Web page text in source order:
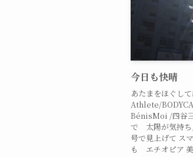
今日も快晴
あたまをほぐし
Athlete/
BénisMoi /四谷
で 太陽が気持ち
号で見上げて ス
も エチオピア